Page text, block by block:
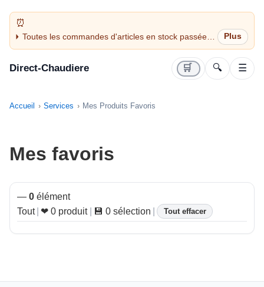
Toutes les commandes d'articles en stock passées
avant 14H sont expédiées le jour même (jours
Direct-Chaudiere 🛒 🔍 ☰
Accueil Services Mes Produits Favoris
Mes favoris
— 0 élément
Tout
❤ 0 produit 💾 0 sélection Tout effacer